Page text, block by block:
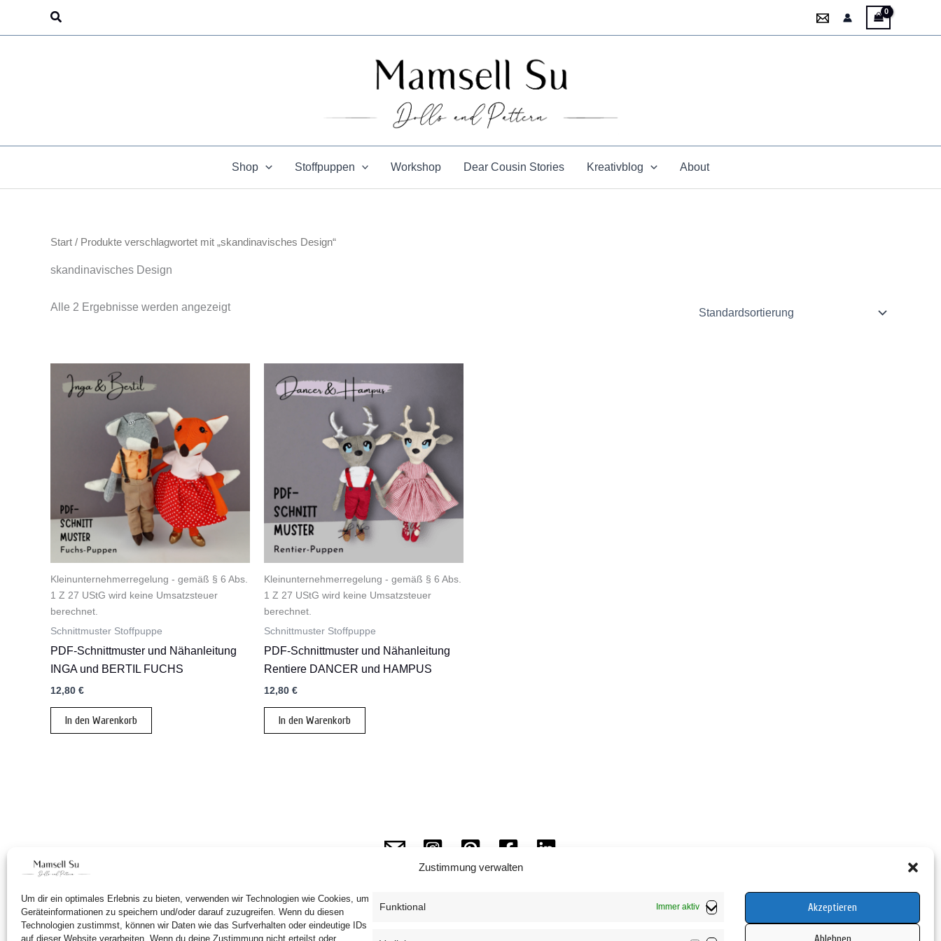
Zustimmung verwalten
Um dir ein optimales Erlebnis zu bieten, verwenden wir Technologien wie Cookies, um
Geräteinformationen zu speichern und/oder darauf zuzugreifen. Wenn du diesen
Technologien zustimmst, können wir Daten wie das Surfverhalten oder eindeutige IDs
auf dieser Website verarbeiten. Wenn du deine Zustimmung nicht erteilst oder
Funktional Immer aktiv Akzeptieren
Suchen
Shop Stoffpuppen Workshop Dear Cousin Stories Kreativblog About
Start / Produkte verschlagwortet mit „skandinavisches Design“
skandinavisches Design
Alle 2 Ergebnisse werden angezeigt
Kleinunternehmerregelung - gemäß § 6 Abs.
1 Z 27 UStG wird keine Umsatzsteuer
berechnet.
Schnittmuster Stoffpuppe
PDF-Schnittmuster und Nähanleitung
INGA und BERTIL FUCHS
12,80 €
In den Warenkorb
Kleinunternehmerregelung - gemäß § 6 Abs.
1 Z 27 UStG wird keine Umsatzsteuer
berechnet.
Schnittmuster Stoffpuppe
PDF-Schnittmuster und Nähanleitung
Rentiere DANCER und HAMPUS
12,80 €
In den Warenkorb